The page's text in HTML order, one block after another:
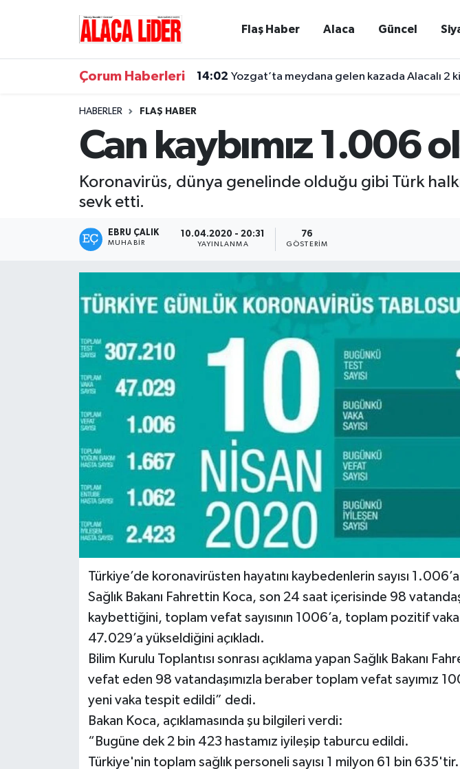
Flaş Haber Alaca Güncel
Çorum Haberleri 14:02 Yozgat’ta meydana gelen kazada Alacalı 2
HABERLER FLAŞ HABER
Can kaybımız 1.006
Koronavirüs, dünya genelinde olduğu gibi Türk
sevk etti.
EBRU ÇALIK
MUHABIR
10.04.2020 - 20:31
YAYINLANMA
76
GÖSTERIM
Türkiye’de koronavirüsten hayatını kaybedenlerin sayısı 1.006’a
Sağlık Bakanı Fahrettin Koca, son 24 saat içerisinde 98
kaybettiğini, toplam vefat sayısının 1006’a, toplam pozitif vaka
47.029’a yükseldiğini açıkladı.
Bilim Kurulu Toplantısı sonrası açıklama yapan Sağlık Bakanı
vefat eden 98 vatandaşımızla beraber toplam vefat sayımız
yeni vaka tespit edildi” dedi.
Bakan Koca, açıklamasında şu bilgileri verdi:
“Bugüne dek 2 bin 423 hastamız iyileşip taburcu edildi.
Türkiye'nin toplam sağlık personeli sayısı 1 milyon 61 bin
Çorum Trafik Yoğunluk Haritası
Süper Lig Puan Durumu ve Fikstür
Tüm Manşetler
Haber Arşivi